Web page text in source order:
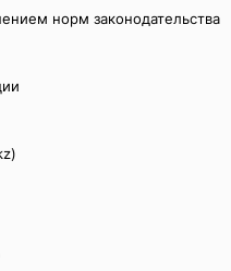
норм законодательства